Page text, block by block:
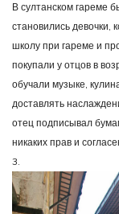
В султанском гареме
становились
школу при гареме и
покупали у отцов в
обучали музыке,
доставлять
отец подписывал
никаких прав и
3.